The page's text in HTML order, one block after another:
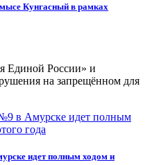
Кунгасный в рамках
Единой России» и
на запрещённом для
идет полным ходом и